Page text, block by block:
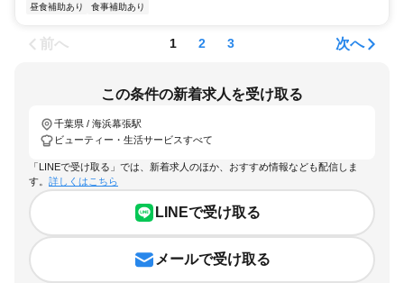
昼食補助あり
食事補助あり
前へ 1 2 3 次へ
この条件の新着求人を受け取る
千葉県 / 海浜幕張駅
ビューティー・生活サービスすべて
「LINEで受け取る」では、新着求人のほか、おすすめ情報なども配信しま
す。 詳しくはこちら
LINEで受け取る
メールで受け取る